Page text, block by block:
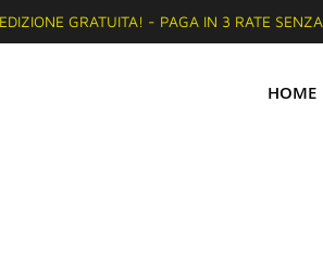
GRATUITA! - PAGA IN 3 RATE
HOME